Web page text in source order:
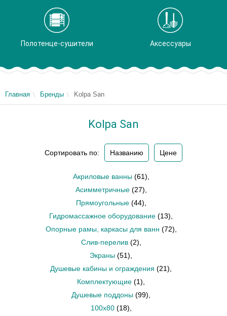
Полотенце-сушители Аксессуары
Главная Бренды Kolpa San
Kolpa San
Сортировать по: Названию Цене
Акриловые ванны (61)
Асимметричные (27)
Прямоугольные (44)
Гидромассажное оборудование (13)
Опорные рамы, каркасы для ванн (72)
Слив-перелив (2)
Экраны (51)
Душевые кабины и ограждения (21)
Комплектующие (1)
Душевые поддоны (99)
100x80 (18)